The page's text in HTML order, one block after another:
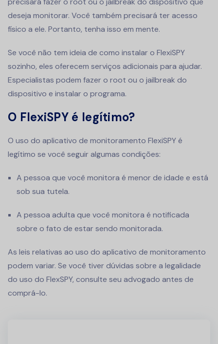
deseja monitorar. Você também precisará ter acesso
físico a ele. Portanto, tenha isso em mente.
Se você não tem ideia de como instalar o FlexiSPY
sozinho, eles oferecem serviços adicionais para ajudar.
Especialistas podem fazer o root ou o jailbreak do
dispositivo e instalar o programa.
O FlexiSPY é legítimo?
O uso do aplicativo de monitoramento FlexiSPY é
legítimo se você seguir algumas condições:
A pessoa que você monitora é menor de idade e está
sob sua tutela.
A pessoa adulta que você monitora é notificada
sobre o fato de estar sendo monitorada.
As leis relativas ao uso do aplicativo de monitoramento
podem variar. Se você tiver dúvidas sobre a legalidade
do uso do FlexSPY, consulte seu advogado antes de
comprá-lo.